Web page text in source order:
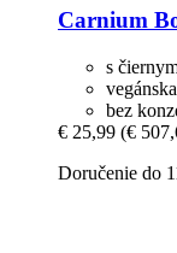
Carnium
s
bez
€ 25,99 (€
Doručenie do